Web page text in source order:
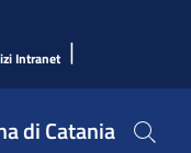
Intranet |
di Catania